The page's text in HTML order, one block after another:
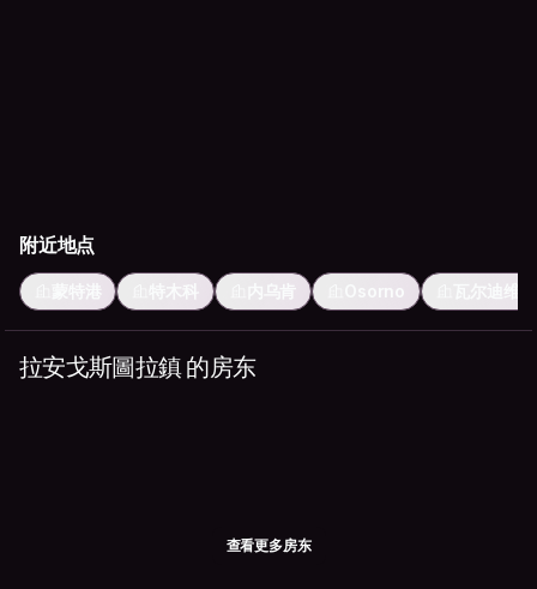
附近地点
蒙特港 内乌肯 Osorno
拉安戈斯圖拉鎮 的房东
查看更多房东